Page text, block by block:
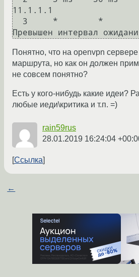
11.1.1.1
Превышен интервал
Понятно, что на openvpn сервере
маршрута, но как он должен
не совсем понятно?
Есть у кого-нибудь какие идеи?
любые иеди\критика и т.п. =)
rain59rus
28.01.2019 16:24:04
Ссылка
←